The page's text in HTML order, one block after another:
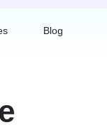
Blog